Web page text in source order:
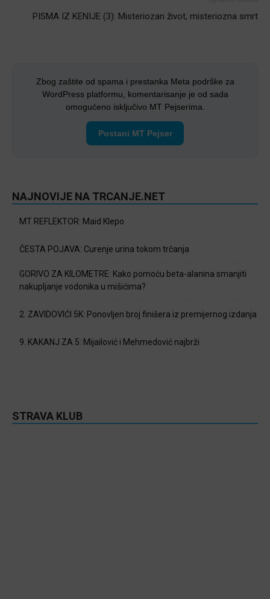
PISMA IZ KENIJE (3): Misteriozan život, misteriozna smrt
Zbog zaštite od spama i prestanka Meta podrške za
WordPress platformu, komentarisanje je od sada
omogućeno isključivo MT Pejserima.
Postani MT Pejser
NAJNOVIJE NA TRCANJE.NET
MT REFLEKTOR: Maid Klepo
ČESTA POJAVA: Curenje urina tokom trčanja
GORIVO ZA KILOMETRE: Kako pomoću beta-alanina smanjiti
nakupljanje vodonika u mišićima?
2. ZAVIDOVIĆI 5K: Ponovljen broj finišera iz premijernog izdanja
9. KAKANJ ZA 5: Mijailović i Mehmedović najbrži
STRAVA KLUB